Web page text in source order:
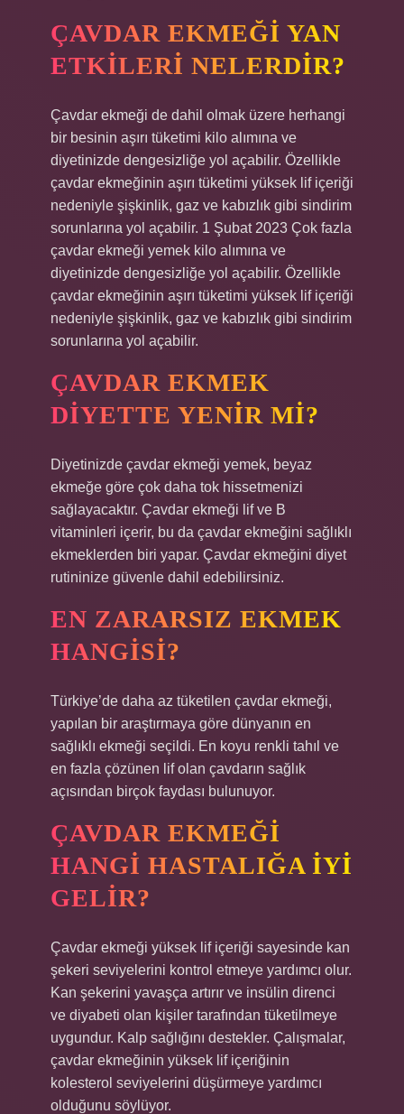
ÇAVDAR EKMEĞI YAN
ETKILERI NELERDIR?
Çavdar ekmeği de dahil olmak üzere herhangi
bir besinin aşırı tüketimi kilo alımına ve
diyetinizde dengesizliğe yol açabilir. Özellikle
çavdar ekmeğinin aşırı tüketimi yüksek lif içeriği
nedeniyle şişkinlik, gaz ve kabızlık gibi sindirim
sorunlarına yol açabilir. 1 Şubat 2023 Çok fazla
çavdar ekmeği yemek kilo alımına ve
diyetinizde dengesizliğe yol açabilir. Özellikle
çavdar ekmeğinin aşırı tüketimi yüksek lif içeriği
nedeniyle şişkinlik, gaz ve kabızlık gibi sindirim
sorunlarına yol açabilir.
ÇAVDAR EKMEK
DIYETTE YENIR MI?
Diyetinizde çavdar ekmeği yemek, beyaz
ekmeğe göre çok daha tok hissetmenizi
sağlayacaktır. Çavdar ekmeği lif ve B
vitaminleri içerir, bu da çavdar ekmeğini sağlıklı
ekmeklerden biri yapar. Çavdar ekmeğini diyet
rutininize güvenle dahil edebilirsiniz.
EN ZARARSIZ EKMEK
HANGISI?
Türkiye’de daha az tüketilen çavdar ekmeği,
yapılan bir araştırmaya göre dünyanın en
sağlıklı ekmeği seçildi. En koyu renkli tahıl ve
en fazla çözünen lif olan çavdarın sağlık
açısından birçok faydası bulunuyor.
ÇAVDAR EKMEĞI
HANGI HASTALIĞA IYI
GELIR?
Çavdar ekmeği yüksek lif içeriği sayesinde kan
şekeri seviyelerini kontrol etmeye yardımcı olur.
Kan şekerini yavaşça artırır ve insülin direnci
ve diyabeti olan kişiler tarafından tüketilmeye
uygundur. Kalp sağlığını destekler. Çalışmalar,
çavdar ekmeğinin yüksek lif içeriğinin
kolesterol seviyelerini düşürmeye yardımcı
olduğunu söylüyor.